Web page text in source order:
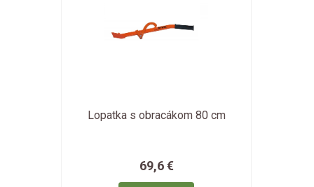
Lopatka s obracákom 80 cm
69,6 €